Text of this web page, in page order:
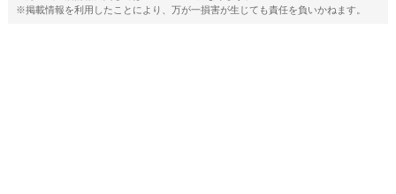
※掲載情報を利用したことにより、万が一損害が生じても責任を負いかねます。